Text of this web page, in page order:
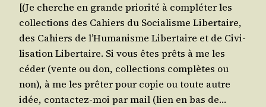
[(Je cherche en grande prio­ri­té à com­plé­ter les
col­lec­tions des Cahiers du Socia­lisme Liber­taire,
des Cahiers de l’Humanisme Liber­taire et de Civi­
li­sa­tion Liber­taire. Si vous êtes prêts à me les
céder (vente ou don, col­lec­tions com­plètes ou
non), à me les prê­ter pour copie ou toute autre
idée, contac­tez-moi par mail (lien en bas de…